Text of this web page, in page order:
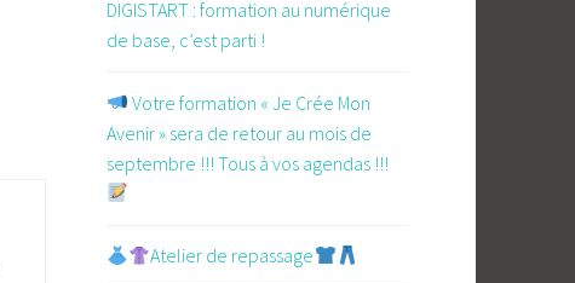
DIGISTART : formation au numérique
de base, c’est parti !
​ Votre formation « Je Crée Mon
Avenir » sera de retour au mois de
septembre !!! Tous à vos agendas !!!
Atelier de repassage​